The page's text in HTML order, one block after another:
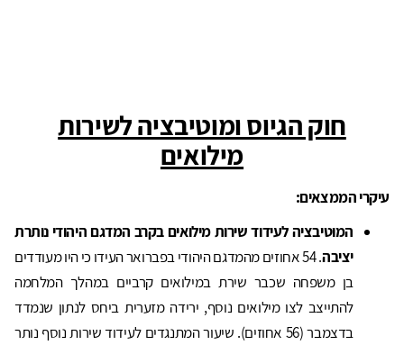
חוק הגיוס ומוטיבציה לשירות
מילואים
עיקרי הממצאים:
המוטיבציה לעידוד שירות מילואים בקרב המדגם היהודי נותרת
יציבה
. 54 אחוזים מהמדגם היהודי בפברואר העידו כי היו מעודדים
בן משפחה שכבר שירת במילואים קרביים במהלך המלחמה
להתייצב לצו מילואים נוסף, ירידה מזערית ביחס לנתון שנמדד
בדצמבר (56 אחוזים). שיעור המתנגדים לעידוד שירות נוסף נותר